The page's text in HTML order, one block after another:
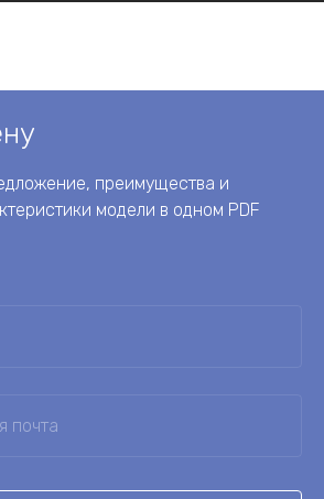
преимущества и
модели в одном PDF